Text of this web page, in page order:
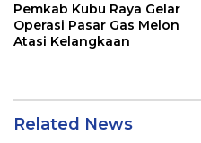
Pemkab Kubu Raya Gelar
Operasi Pasar Gas Melon
Atasi Kelangkaan
Related News